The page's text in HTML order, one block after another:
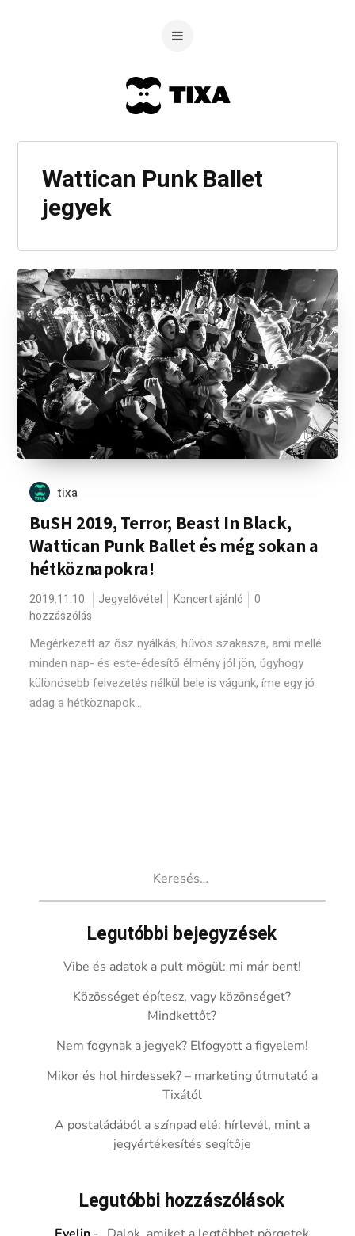
Wattican Punk Ballet
jegyek
tixa
BuSH 2019, Terror, Beast In Black,
Wattican Punk Ballet és még sokan a
hétköznapokra!
2019.11.10. Jegyelővétel Koncert ajánló
0
hozzászólás
Megérkezett az ősz nyálkás, hűvös szakasza, ami mellé
minden nap- és este-édesítő élmény jól jön, úgyhogy
különösebb felvezetés nélkül bele is vágunk, íme egy jó
adag a hétköznapok...
Legutóbbi bejegyzések
Vibe és adatok a pult mögül: mi már bent!
Közösséget építesz, vagy közönséget?
Mindkettőt?
Nem fogynak a jegyek? Elfogyott a figyelem!
Mikor és hol hirdessek? – marketing útmutató a
Tixától
A postaládából a színpad elé: hírlevél, mint a
jegyértékesítés segítője
Legutóbbi hozzászólások